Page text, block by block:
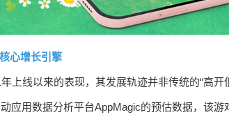
心增长引擎
上线以来的表现，其发展轨迹并非传统的“高开
应用数据分析平台AppMagic的预估数据，该